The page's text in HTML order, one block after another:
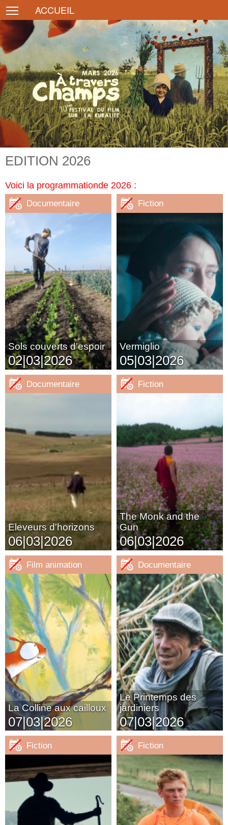
Toggle main menu visibility
ACCUEIL
EDITION 2026
Voici la programmationde 2026 :
Documentaire
Sols couverts d'espoir
02|03|2026
Fiction
Vermiglio
05|03|2026
Documentaire
Eleveurs d'horizons
06|03|2026
Fiction
The Monk and the
Gun
06|03|2026
Film animation
La Colline aux cailloux
07|03|2026
Documentaire
Le Printemps des
jardiniers
07|03|2026
Fiction Fiction